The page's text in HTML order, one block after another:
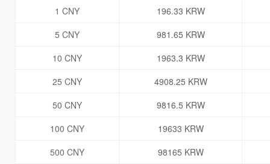
1 CNY
196.33 KRW
5 CNY
981.65 KRW
10 CNY
1963.3 KRW
25 CNY
4908.25 KRW
50 CNY
9816.5 KRW
100 CNY
19633 KRW
500 CNY
98165 KRW